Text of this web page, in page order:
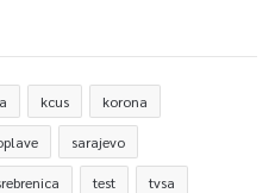
kcus korona
sarajevo
test tvsa